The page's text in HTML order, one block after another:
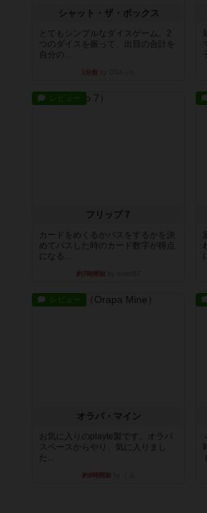
シャット・ザ・ボックス
とてもシンプルなダイスゲーム。2
つのダイスを振って、出目の合計を
自分の...
1分前
レビュー
フリップ７
カードをめくるかパスをするかを決
めてパスした時のカード数字が得点
になる...
約7時間前
レビュー
オラパ・マイン
お気に入りのplayte製です。オラパ
スペースからやり、気に入りまし
た...
約8時間前